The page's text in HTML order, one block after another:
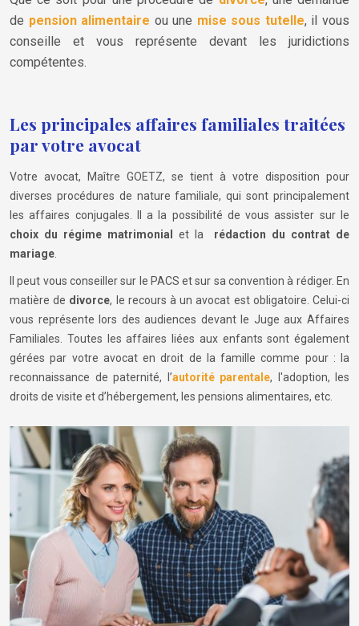
de pension alimentaire ou une mise sous tutelle, il vous
conseille et vous représente devant les juridictions
compétentes.
Les principales affaires familiales traitées
par votre avocat
Votre avocat, Maître GOETZ, se tient à votre disposition pour
diverses procédures de nature familiale, qui sont principalement
les affaires conjugales. Il a la possibilité de vous assister sur le
choix du régime matrimonial
et la rédaction du contrat de
mariage.
Il peut vous conseiller sur le PACS et sur sa convention à rédiger. En
matière de divorce, le recours à un avocat est obligatoire. Celui-ci
vous représente lors des audiences devant le Juge aux Affaires
Familiales. Toutes les affaires liées aux enfants sont également
gérées par votre avocat en droit de la famille comme pour : la
reconnaissance de paternité, l’autorité parentale, l'adoption, les
droits de visite et d’hébergement, les pensions alimentaires, etc.